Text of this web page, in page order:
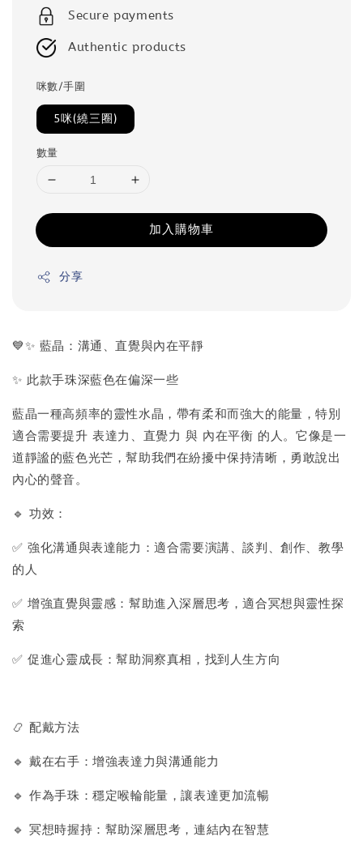
Secure payments
Authentic products
咪數/手圍
5咪(繞三圈)
數量
加入購物車
分享
💙✨ 藍晶：溝通、直覺與內在平靜
✨ 此款手珠深藍色在偏深一些
藍晶一種高頻率的靈性水晶，帶有柔和而強大的能量，特別
適合需要提升 表達力、直覺力 與 內在平衡 的人。它像是一
道靜謐的藍色光芒，幫助我們在紛擾中保持清晰，勇敢說出
內心的聲音。
🔹 功效：
✅ 強化溝通與表達能力：適合需要演講、談判、創作、教學
的人
✅ 增強直覺與靈感：幫助進入深層思考，適合冥想與靈性探
索
✅ 促進心靈成長：幫助洞察真相，找到人生方向
📿 配戴方法
🔹 戴在右手：增強表達力與溝通能力
🔹 作為手珠：穩定喉輪能量，讓表達更加流暢
🔹 冥想時握持：幫助深層思考，連結內在智慧